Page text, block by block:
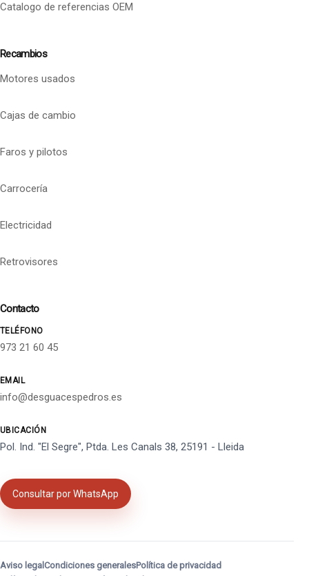
Catalogo de referencias OEM
Recambios
Motores usados
Cajas de cambio
Faros y pilotos
Carrocería
Electricidad
Retrovisores
Contacto
TELÉFONO
973 21 60 45
EMAIL
info@desguacespedros.es
UBICACIÓN
Pol. Ind. "El Segre", Ptda. Les Canals 38, 25191 - Lleida
Consultar por WhatsApp
Aviso legal Condiciones generalesPolítica de privacidad